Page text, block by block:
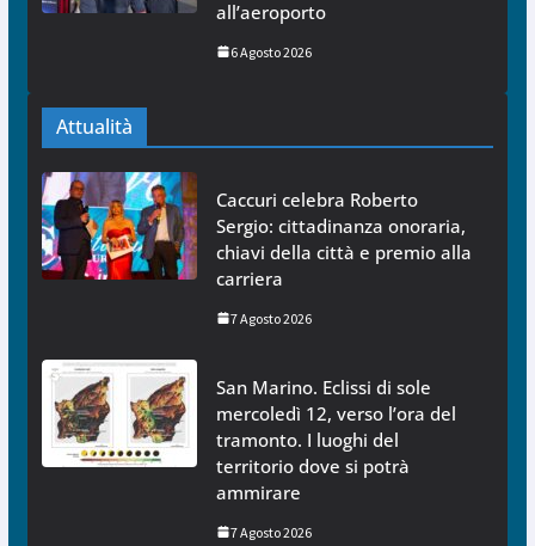
all’aeroporto
6 Agosto 2026
Attualità
Caccuri celebra Roberto
Sergio: cittadinanza onoraria,
chiavi della città e premio alla
carriera
7 Agosto 2026
San Marino. Eclissi di sole
mercoledì 12, verso l’ora del
tramonto. I luoghi del
territorio dove si potrà
ammirare
7 Agosto 2026